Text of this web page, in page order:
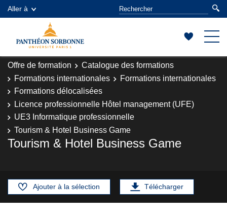
Aller à
Offre de formation
Catalogue des formations
Formations internationales
Formations internationales
Formations délocalisées
Licence professionnelle Hôtel management (UFE)
UE3 Informatique professionnelle
Tourism & Hotel Business Game
Tourism & Hotel Business Game
Ajouter à la sélection Télécharger